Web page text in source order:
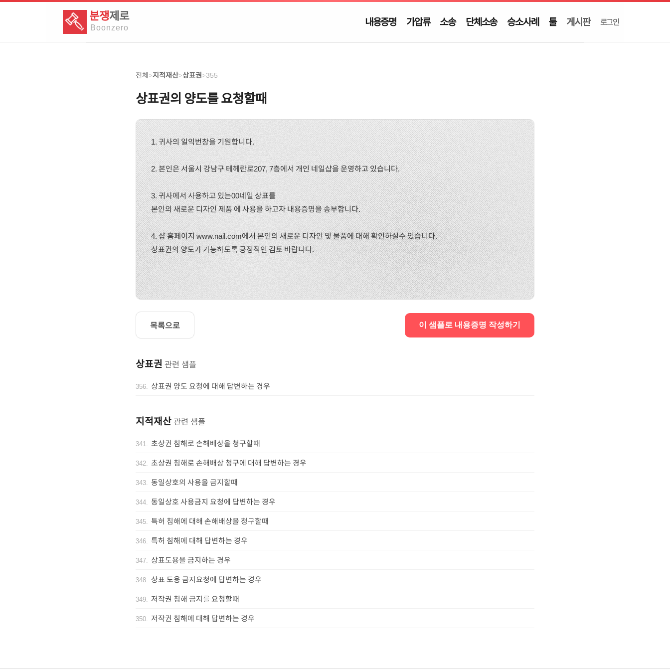
분쟁제로
Boonzero 내용증명 가압류 소송 단체소송 승소사례 툴 게시판 로그인
전체>지적재산>상표권>355
상표권의 양도를 요청할때
1. 귀사의 일익번창을 기원합니다.
2. 본인은 서울시 강남구 테헤란로207, 7층에서 개인 네일샵을 운영하고 있습니다.
3. 귀사에서 사용하고 있는00네일 상표를
본인의 새로운 디자인 제품 에 사용을 하고자 내용증명을 송부합니다.
4. 샵 홈페이지 www.nail.com에서 본인의 새로운 디자인 및 물품에 대해 확인하실수 있습니다.
상표권의 양도가 가능하도록 긍정적인 검토 바랍니다.
목록으로 이 샘플로 내용증명 작성하기
상표권 관련 샘플
356. 상표권 양도 요청에 대해 답변하는 경우
지적재산 관련 샘플
341. 초상권 침해로 손해배상을 청구할때
342. 초상권 침해로 손해배상 청구에 대해 답변하는 경우
343. 동일상호의 사용을 금지할때
344. 동일상호 사용금지 요청에 답변하는 경우
345. 특허 침해에 대해 손해배상을 청구할때
346. 특허 침해에 대해 답변하는 경우
347. 상표도용을 금지하는 경우
348. 상표 도용 금지요청에 답변하는 경우
349. 저작권 침해 금지를 요청할때
350. 저작권 침해에 대해 답변하는 경우